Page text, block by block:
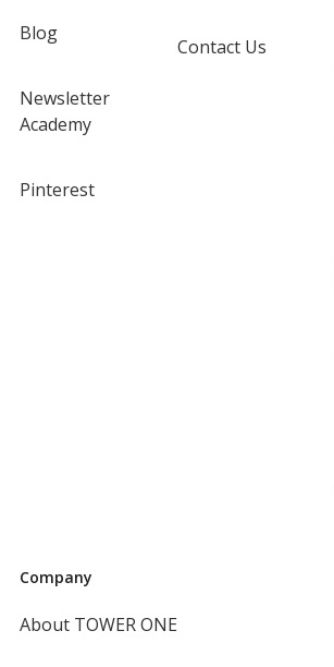
Blog
Newsletter
Academy
Pinterest
Contact Us
Company
About TOWER ONE